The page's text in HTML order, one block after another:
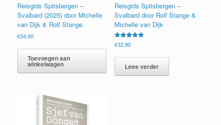
Reisgids Spitsbergen –
Svalbard (2025) door Michelle
van Dijk & Rolf Stange
€34,90
Toevoegen aan
winkelwagen
Reisgids Spitsbergen –
Svalbard door Rolf Stange &
Michelle van Dijk
Gewaardeerd
5.00
€32,90
Lees verder